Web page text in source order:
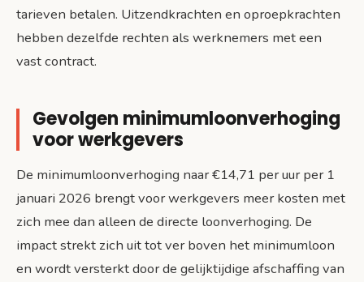
tarieven betalen. Uitzendkrachten en oproepkrachten
hebben dezelfde rechten als werknemers met een
vast contract.
Gevolgen minimumloonverhoging
voor werkgevers
De minimumloonverhoging naar €14,71 per uur per 1
januari 2026 brengt voor werkgevers meer kosten met
zich mee dan alleen de directe loonverhoging. De
impact strekt zich uit tot ver boven het minimumloon
en wordt versterkt door de gelijktijdige afschaffing van